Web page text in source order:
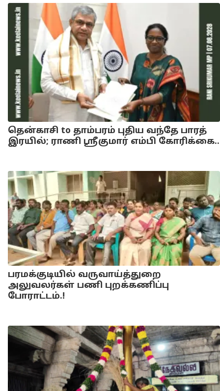
தென்காசி to தாம்பரம் புதிய வந்தே பாரத்
இரயில்; ராணி ஸ்ரீகுமார் எம்பி கோரிக்கை..
பரமக்குடியில் வருவாய்த்துறை
அலுவலர்கள் பணி புறக்கணிப்பு
போராட்டம்.!